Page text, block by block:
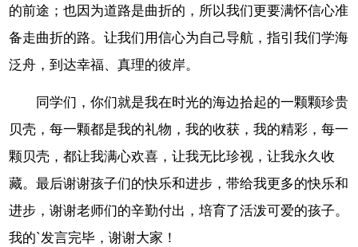
的前途；也因为道路是曲折的，所以我们更要满怀信心准
备走曲折的路。让我们用信心为自己导航，指引我们学海
泛舟，到达幸福、真理的彼岸。
同学们，你们就是我在时光的海边拾起的一颗颗珍贵
贝壳，每一颗都是我的礼物，我的收获，我的精彩，每一
颗贝壳，都让我满心欢喜，让我无比珍视，让我永久收
藏。最后谢谢孩子们的快乐和进步，带给我更多的快乐和
进步，谢谢老师们的辛勤付出，培育了活泼可爱的孩子。
我的`发言完毕，谢谢大家！